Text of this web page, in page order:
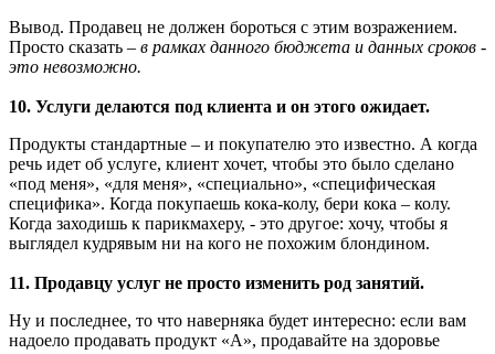
Вывод. Продавец не должен бороться с этим возражением.
Просто сказать – в рамках данного бюджета и данных сроков -
это невозможно.
10. Услуги делаются под клиента и он этого ожидает.
Продукты стандартные – и покупателю это известно. А когда
речь идет об услуге, клиент хочет, чтобы это было сделано
«под меня», «для меня», «специально», «специфическая
специфика». Когда покупаешь кока-колу, бери кока – колу.
Когда заходишь к парикмахеру, - это другое: хочу, чтобы я
выглядел кудрявым ни на кого не похожим блондином.
11. Продавцу услуг не просто изменить род занятий.
Ну и последнее, то что наверняка будет интересно: если вам
надоело продавать продукт «А», продавайте на здоровье